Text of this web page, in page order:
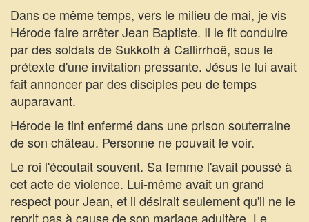
Dans ce même temps, vers le milieu de mai, je vis
Hérode faire arrêter Jean Baptiste. Il le fit conduire
par des soldats de Sukkoth à Callirrhoë, sous le
prétexte d'une invitation pressante. Jésus le lui avait
fait annoncer par des disciples peu de temps
auparavant.
Hérode le tint enfermé dans une prison souterraine
de son château. Personne ne pouvait le voir.
Le roi l'écoutait souvent. Sa femme l'avait poussé à
cet acte de violence. Lui-même avait un grand
respect pour Jean, et il désirait seulement qu'il ne le
reprit pas à cause de son mariage adultère. Le